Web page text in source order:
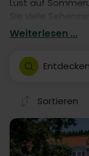
Lust auf
Sie viele
Sie einen
fantastische
Weiterlesen ...
Sortieren